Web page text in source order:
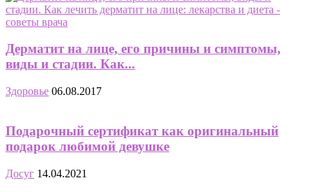
Дерматит на лице, его причины и симптомы,
виды и стадии. Как...
Здоровье 06.08.2017
Подарочный сертификат как оригинальный
подарок любимой девушке
Досуг 14.04.2021